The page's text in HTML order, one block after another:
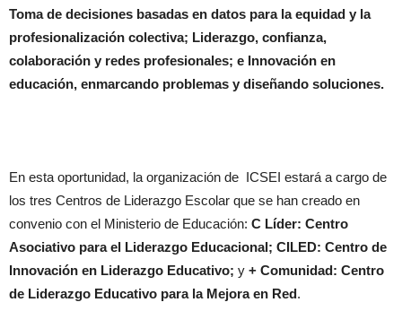
Toma de decisiones basadas en datos para la equidad y la
profesionalización colectiva; Liderazgo, confianza,
colaboración y redes profesionales; e Innovación en
educación, enmarcando problemas y diseñando soluciones.
En esta oportunidad, la organización de ICSEI estará a cargo de
los tres Centros de Liderazgo Escolar que se han creado en
convenio con el Ministerio de Educación: C Líder: Centro
Asociativo para el Liderazgo Educacional; CILED: Centro de
Innovación en Liderazgo Educativo; y + Comunidad: Centro
de Liderazgo Educativo para la Mejora en Red.